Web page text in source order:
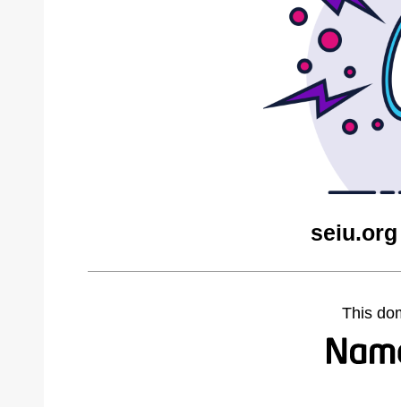
This